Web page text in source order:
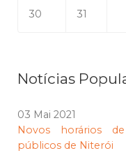
30 31
Notícias
03 Mai 2021
Novos horários
públicos de Niterói